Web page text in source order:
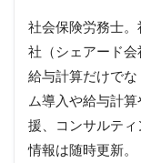
社会保険労務士
社（シェアード会
給与計算だけで
ム導入や給与計
援、コンサルテ
情報は随時更新。